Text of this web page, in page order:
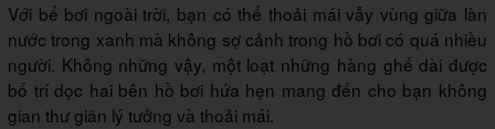
Với bể bơi ngoài trời, bạn có thể thoải mái vẫy vùng giữa làn
nước trong xanh mà không sợ cảnh trong hồ bơi có quá nhiều
người. Không những vậy, một loạt những hàng ghế dài được
bố trí dọc hai bên hồ bơi hứa hẹn mang đến cho bạn không
gian thư giãn lý tưởng và thoải mái.